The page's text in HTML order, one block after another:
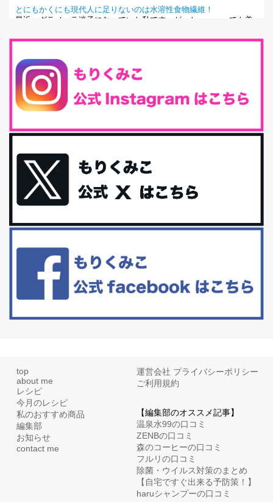
とにもかくにも現代人に足りないのは水溶性食物繊維！
最近、グラノーラ迷子になっていた私です。が、と〜〜〜っても美
腸内環境を整えることは、健康維持の中でいっちばん大事！だと私
は思っています。 ヒトの免...
iHerb特大セール終了間近！みんな何買う？
最近お風呂上がりの炭酸水をシリカシリカにしているんだけど確か
礼品トップ５を紹介します。今までいろ...
更年期を穏やかに乗りきるために今できる５つのこと。
アラフィフからの体と心の整え方。 私も気づけばアラフィフ、これ
といった更年期症状はまだ...
白髪・美容・免疫力、現代人に足りないのは海藻！
リーブオイルorごま油をたらす。&n...
top
about me
レシピ
今月のレシピ
私のおすすめ商品
編集部
お知らせ
contact me
運営会社 プライバシーポリシー
ご利用規約
【編集部のオススメ記事】
温泉水99の口コミ
ZENBの口コミ
森のコーヒーの口コミ
フルリの口コミ
除菌・ウイルス対策のまとめ
【自宅ですぐ出来る予防策！】
haruシャンプーの口コミ